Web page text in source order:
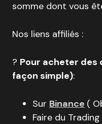
somme dont vous
Nos liens affiliés :
? Pour acheter des
façon simple):
Sur Binance (
Faire du